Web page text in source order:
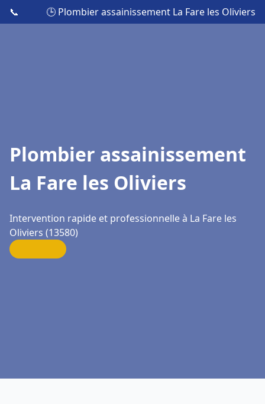
📞 🕒 Plombier assainissement La Fare les Oliviers
Plombier assainissement
La Fare les Oliviers
Intervention rapide et professionnelle à La Fare les
Oliviers (13580)